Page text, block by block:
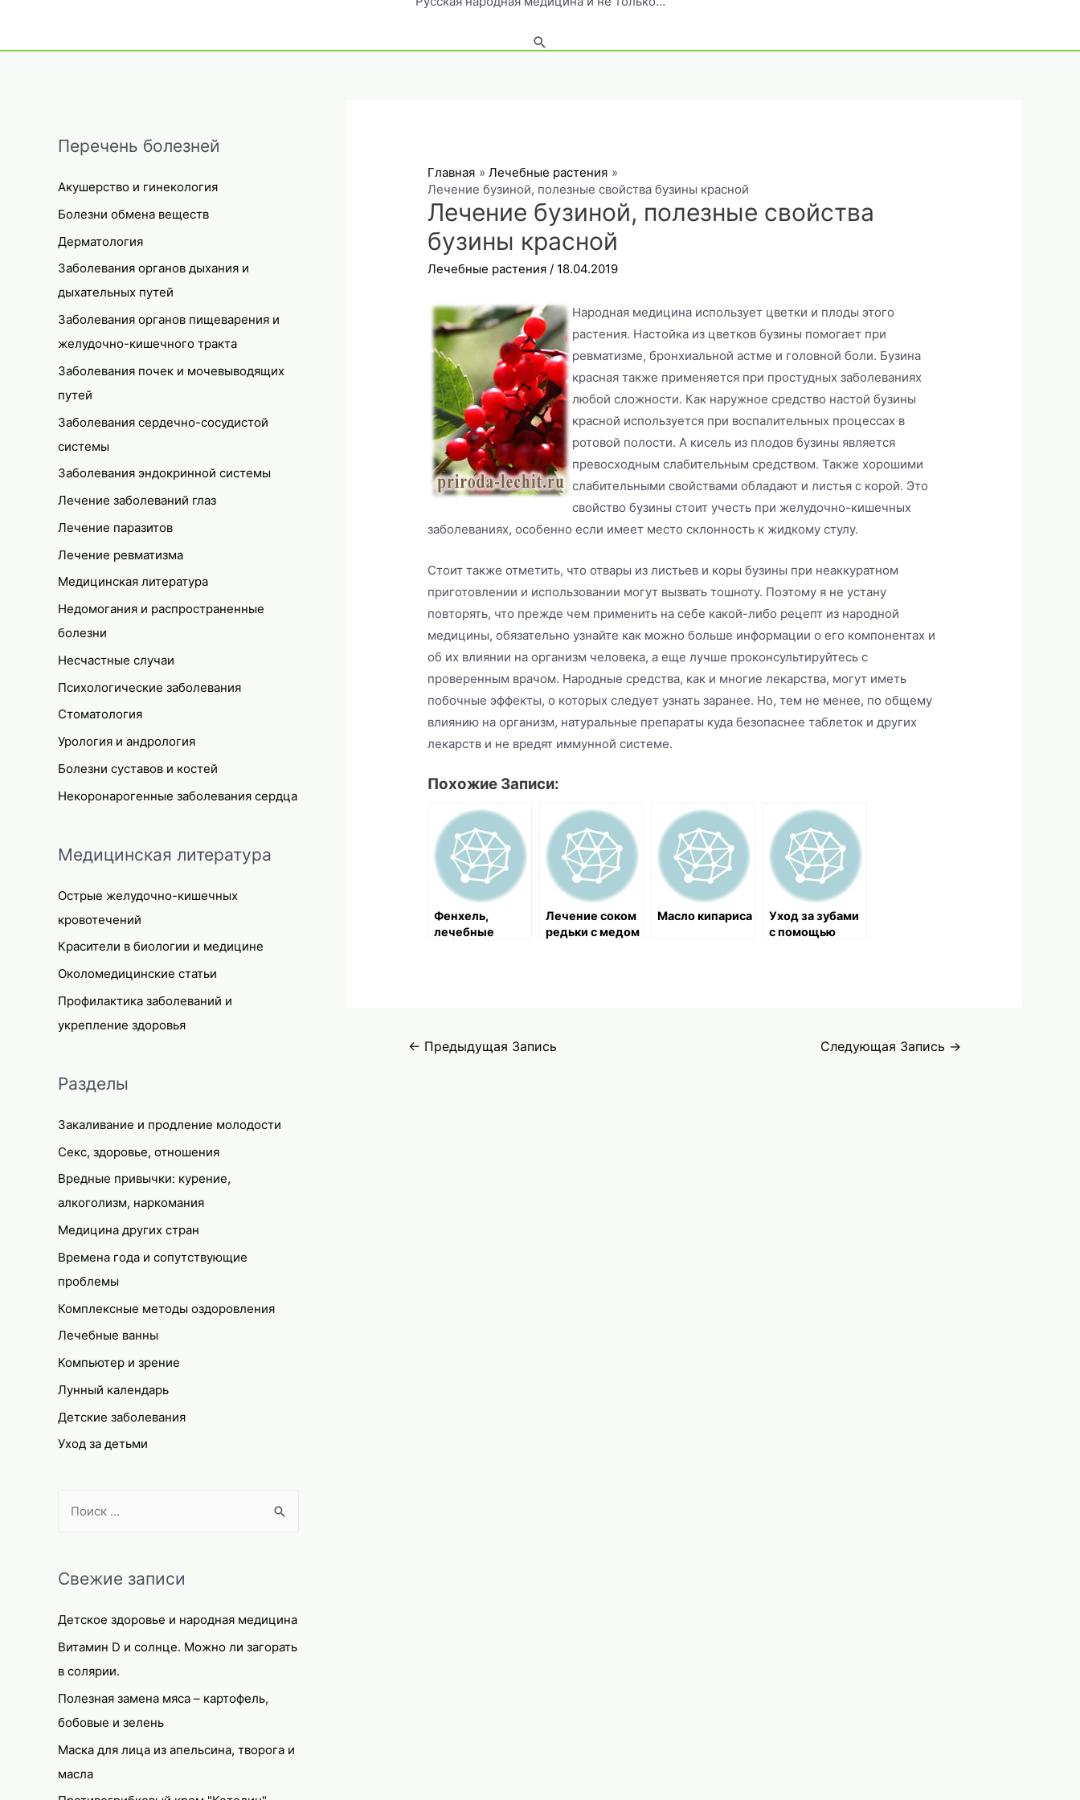
Поиск
Перечень болезней
Акушерство и гинекология
Болезни обмена веществ
Дерматология
Заболевания органов дыхания и
дыхательных путей
Заболевания органов пищеварения и
желудочно-кишечного тракта
Заболевания почек и мочевыводящих
путей
Заболевания сердечно-сосудистой
системы
Заболевания эндокринной системы
Лечение заболеваний глаз
Лечение паразитов
Лечение ревматизма
Медицинская литература
Недомогания и распространенные
болезни
Несчастные случаи
Психологические заболевания
Стоматология
Урология и андрология
Болезни суставов и костей
Некоронарогенные заболевания сердца
Медицинская литература
Острые желудочно-кишечных
кровотечений
Красители в биологии и медицине
Околомедицинские статьи
Профилактика заболеваний и
укрепление здоровья
Разделы
Закаливание и продление молодости
Секс, здоровье, отношения
Вредные привычки: курение,
алкоголизм, наркомания
Медицина других стран
Времена года и сопутствующие
проблемы
Комплексные методы оздоровления
Лечебные ванны
Компьютер и зрение
Лунный календарь
Детские заболевания
Уход за детьми
r
h
f
o
r
:
Свежие записи
Детское здоровье и народная медицина
Витамин D и солнце. Можно ли загорать
в солярии.
Полезная замена мяса – картофель,
бобовые и зелень
Маска для лица из апельсина, творога и
масла
Главная
Лечебные растения
Лечение бузиной, полезные свойства бузины красной
Лечение бузиной, полезные свойства
бузины красной
Лечебные растения / 18.04.2019
Народная медицина использует цветки и плоды этого
растения. Настойка из цветков бузины помогает при
ревматизме, бронхиальной астме и головной боли. Бузина
красная также применяется при простудных заболеваниях
любой сложности. Как наружное средство настой бузины
красной используется при воспалительных процессах в
ротовой полости. А кисель из плодов бузины является
превосходным слабительным средством. Также хорошими
слабительными свойствами обладают и листья с корой. Это
свойство бузины стоит учесть при желудочно-кишечных
заболеваниях, особенно если имеет место склонность к жидкому стулу.
Стоит также отметить, что отвары из листьев и коры бузины при неаккуратном
приготовлении и использовании могут вызвать тошноту. Поэтому я не устану
повторять, что прежде чем применить на себе какой-либо рецепт из народной
медицины, обязательно узнайте как можно больше информации о его компонентах и
об их влиянии на организм человека, а еще лучше проконсультируйтесь с
проверенным врачом. Народные средства, как и многие лекарства, могут иметь
побочные эффекты, о которых следует узнать заранее. Но, тем не менее, по общему
влиянию на организм, натуральные препараты куда безопаснее таблеток и других
лекарств и не вредят иммунной системе.
Похожие Записи:
Фенхель,
лечебные
Лечение соком
редьки с медом
Масло кипариса
Уход за зубами
с помощью
Навигация
← Предыдущая Запись Следующая Запись →